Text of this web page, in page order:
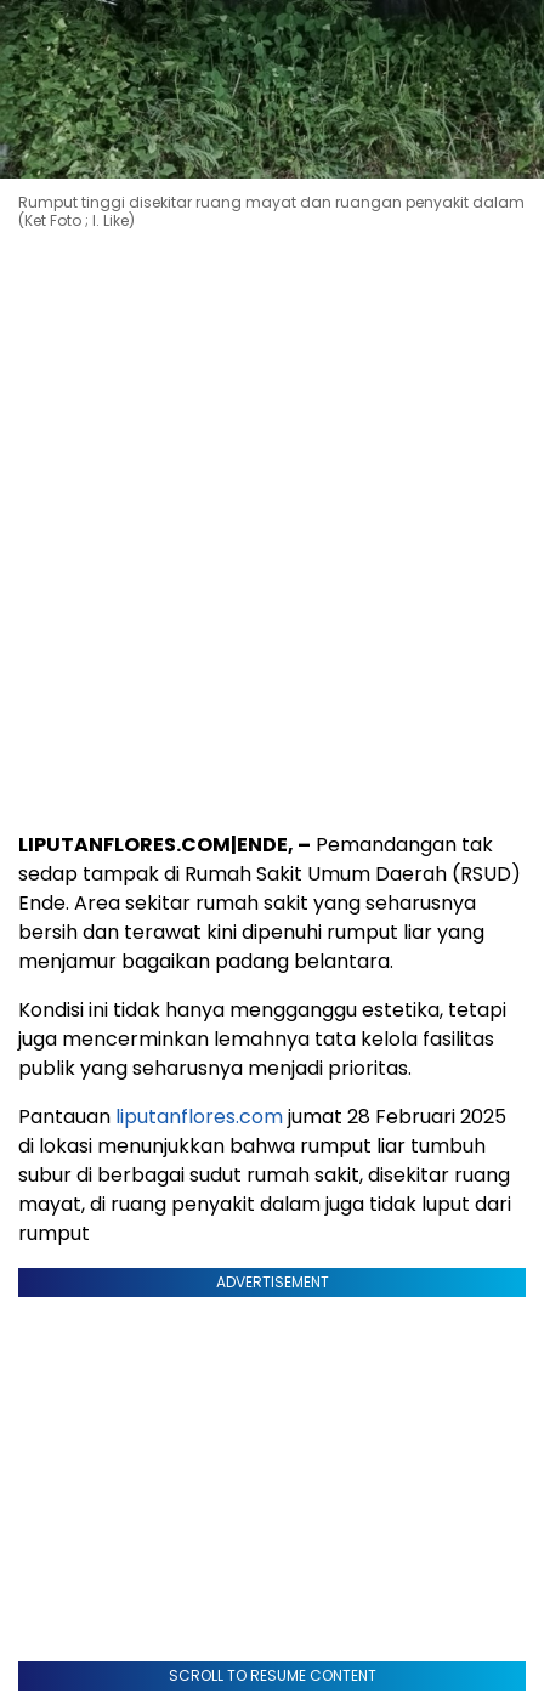
Rumput tinggi disekitar ruang mayat dan ruangan penyakit dalam
(Ket Foto ; I. Like)
LIPUTANFLORES.COM|ENDE, – Pemandangan tak
sedap tampak di Rumah Sakit Umum Daerah (RSUD)
Ende. Area sekitar rumah sakit yang seharusnya
bersih dan terawat kini dipenuhi rumput liar yang
menjamur bagaikan padang belantara.
Kondisi ini tidak hanya mengganggu estetika, tetapi
juga mencerminkan lemahnya tata kelola fasilitas
publik yang seharusnya menjadi prioritas.
Pantauan liputanflores.comjumat 28 Februari 2025
di lokasi menunjukkan bahwa rumput liar tumbuh
subur di berbagai sudut rumah sakit, disekitar ruang
mayat, di ruang penyakit dalam juga tidak luput dari
rumput
ADVERTISEMENT
SCROLL TO RESUME CONTENT